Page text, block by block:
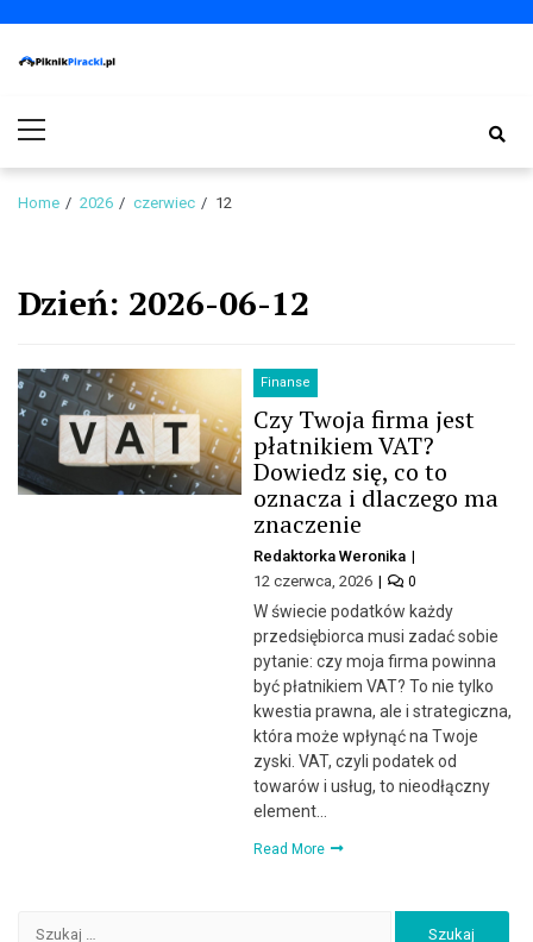
navigation
content
Menu
Home 2026 czerwiec 12
Dzień: 2026-06-12
Finanse
Czy Twoja firma jest
płatnikiem VAT?
Dowiedz się, co to
oznacza i dlaczego ma
znaczenie
Redaktorka Weronika
12 czerwca, 2026
0
W świecie podatków każdy
przedsiębiorca musi zadać sobie
pytanie: czy moja firma powinna
być płatnikiem VAT? To nie tylko
kwestia prawna, ale i strategiczna,
która może wpłynąć na Twoje
zyski. VAT, czyli podatek od
towarów i usług, to nieodłączny
element…
Read More